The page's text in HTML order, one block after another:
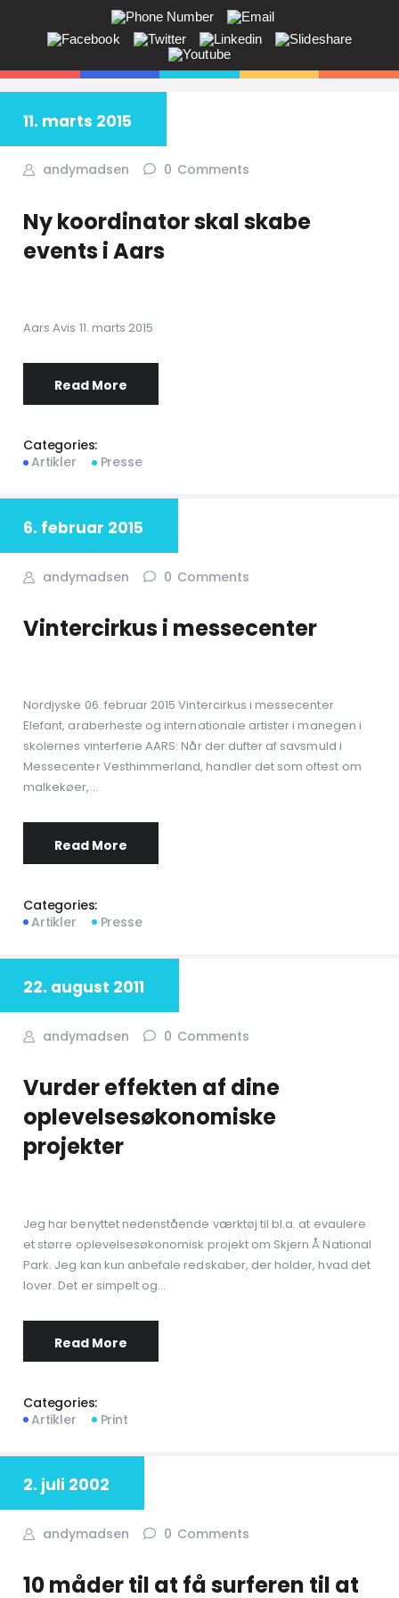
ANDY V.S. MADSEN:
KOMMUNIKATION, COACHING,
EVENTS, NETVÆRK,
Får du ikke sagt tingene på den rigtige måde? Savner du flere kunder
i butikken? Jeg hjælper dig!
11. marts 2015
andymadsen 0 Comments
Ny koordinator skal skabe
events i Aars
Aars Avis 11. marts 2015
Read More
Categories:
Artikler
Presse
6. februar 2015
andymadsen 0 Comments
Vintercirkus i messecenter
Nordjyske 06. februar 2015 Vintercirkus i messecenter
Elefant, araberheste og internationale artister i manegen i
skolernes vinterferie AARS: Når der dufter af savsmuld i
Messecenter Vesthimmerland, handler det som oftest om
malkekøer,…
Read More
Categories:
Artikler
Presse
22. august 2011
andymadsen 0 Comments
Vurder effekten af dine
oplevelsesøkonomiske
projekter
Jeg har benyttet nedenstående værktøj til bl.a. at evaulere
et større oplevelsesøkonomisk projekt om Skjern Å National
Park. Jeg kan kun anbefale redskaber, der holder, hvad det
lover. Det er simpelt og…
Read More
Categories:
Artikler
Print
2. juli 2002
andymadsen 0 Comments
10 måder til at få surferen til at